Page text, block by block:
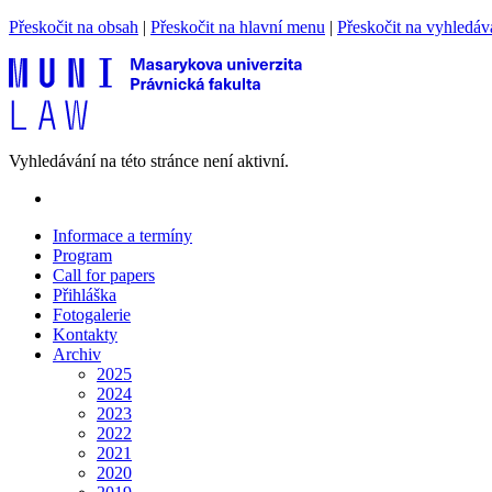
Přeskočit na obsah | Přeskočit na hlavní menu | Přeskočit na
Vyhledávání na této stránce není aktivní.
Informace a termíny
Program
Call for papers
Přihláška
Fotogalerie
Kontakty
Archiv
2025
2024
2023
2022
2021
2020